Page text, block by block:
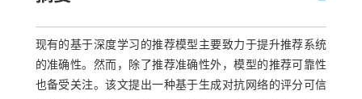
现有的基于深度学习的推荐模型主要致力于提升推荐系统
的准确性。然而，除了推荐准确性外，模型的推荐可靠性
也备受关注。该文提出一种基于生成对抗网络的评分可信